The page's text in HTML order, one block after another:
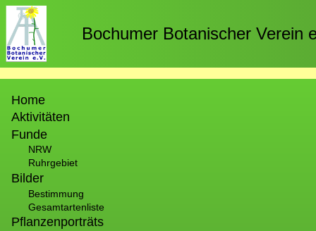
Direkt
zum
Inhalt
Bochumer Botanischer Verein
Home
Aktivitäten
Funde
NRW
Ruhrgebiet
Bilder
Bestimmung
Gesamtartenliste
Pflanzenporträts